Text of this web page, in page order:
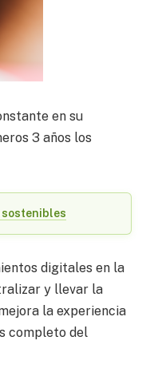
en su
3 años los
digitales en la
y llevar la
la experiencia
completo del